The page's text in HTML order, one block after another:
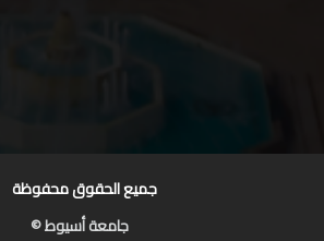
جميع الحقوق محفوظة
جامعة أسيوط ©